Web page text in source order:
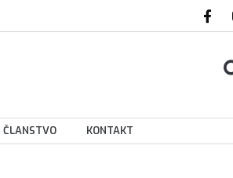
ČLANSTVO KONTAKT